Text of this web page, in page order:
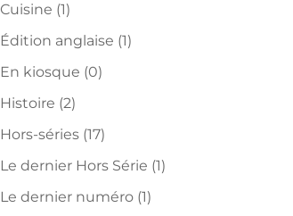
Cuisine (1)
Édition anglaise (1)
En kiosque (0)
Histoire (2)
Hors-séries (17)
Le dernier Hors Série (1)
Le dernier numéro (1)